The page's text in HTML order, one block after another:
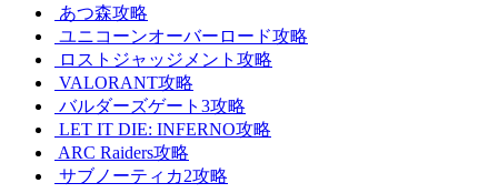
あつ森攻略
ユニコーンオーバーロード攻略
ロストジャッジメント攻略
VALORANT攻略
バルダーズゲート3攻略
LET IT DIE: INFERNO攻略
ARC Raiders攻略
サブノーティカ2攻略